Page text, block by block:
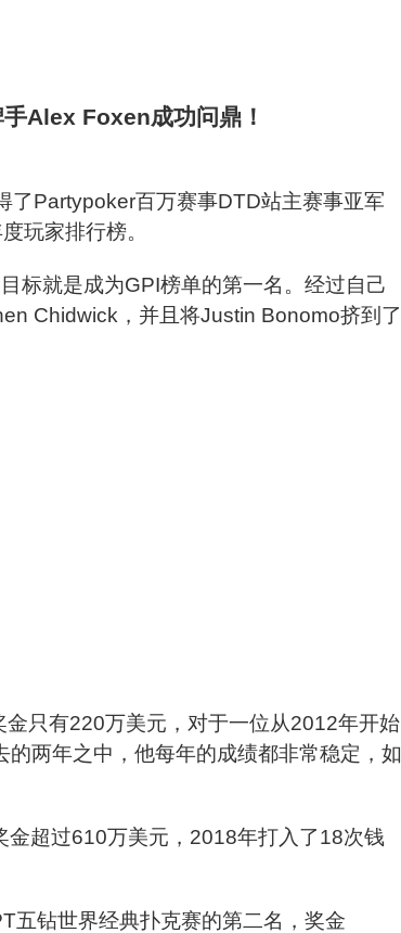
了Partypoker百万赛事DTD站主赛事亚军
玩家排行榜。
标就是成为GPI榜单的第一名。经过自己
Chidwick，并且将Justin Bonomo挤到了
只有220万美元，对于一位从2012年开始
两年之中，他每年的成绩都非常稳定，如
超过610万美元，2018年打入了18次钱
五钻世界经典扑克赛的第二名，奖金